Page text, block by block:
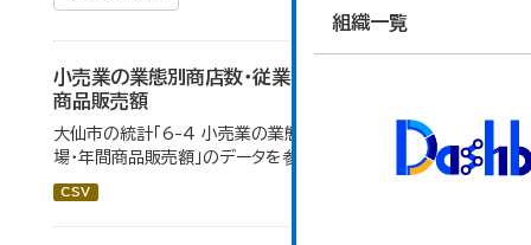
組織一覧
小売業の業態別商店数・従業者数・売場面積・年間
商品販売額
大仙市の統計「6-4 小売業の業態別商店数・従業者数・売
場・年間商品販売額」のデータを参照しています。
CSV